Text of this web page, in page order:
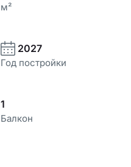
м²
2027
Год постройки
1
Балкон